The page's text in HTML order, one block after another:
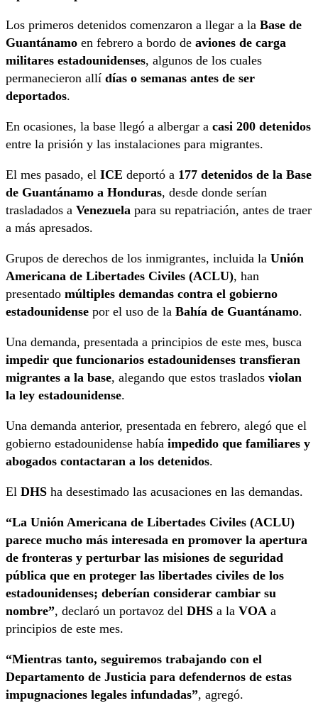
Los primeros detenidos comenzaron a llegar a la Base de
Guantánamo en febrero a bordo de aviones de carga
militares estadounidenses, algunos de los cuales
permanecieron allí días o semanas antes de ser
deportados.
En ocasiones, la base llegó a albergar a casi 200 detenidos
entre la prisión y las instalaciones para migrantes.
El mes pasado, el ICE deportó a 177 detenidos de la Base
de Guantánamo a Honduras, desde donde serían
trasladados a Venezuela para su repatriación, antes de traer
a más apresados.
Grupos de derechos de los inmigrantes, incluida la Unión
Americana de Libertades Civiles (ACLU), han
presentado múltiples demandas contra el gobierno
estadounidense por el uso de la Bahía de Guantánamo.
Una demanda, presentada a principios de este mes, busca
impedir que funcionarios estadounidenses transfieran
migrantes a la base, alegando que estos traslados violan
la ley estadounidense.
Una demanda anterior, presentada en febrero, alegó que el
gobierno estadounidense había impedido que familiares y
abogados contactaran a los detenidos.
El DHS ha desestimado las acusaciones en las demandas.
“La Unión Americana de Libertades Civiles (ACLU)
parece mucho más interesada en promover la apertura
de fronteras y perturbar las misiones de seguridad
pública que en proteger las libertades civiles de los
estadounidenses; deberían considerar cambiar su
nombre”, declaró un portavoz del DHS a la VOA a
principios de este mes.
“Mientras tanto, seguiremos trabajando con el
Departamento de Justicia para defendernos de estas
impugnaciones legales infundadas”, agregó.